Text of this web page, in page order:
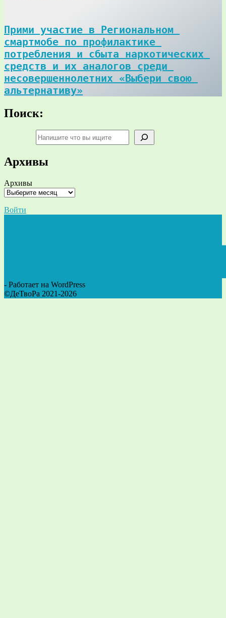
Прими участие в Региональном
смартмобе по профилактике
потребления и сбыта наркотических
средств и их аналогов среди
несовершеннолетних «Выбери свою
альтернативу»
Поиск:
Архивы
Архивы
Войти
- Работает на WordPress
©ДеТвоРа 2021-2026